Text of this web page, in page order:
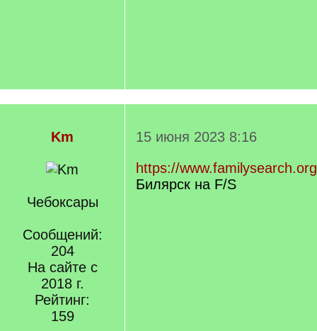
Km
Чебоксары
Сообщений:
204
На сайте с
2018 г.
Рейтинг:
159
15 июня 2023 8:16
https://
Билярск на F/S